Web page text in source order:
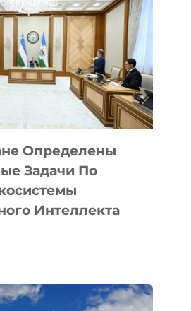
Определены
Задачи По
Интеллекта